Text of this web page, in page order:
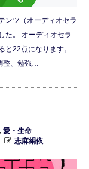
ンツ（オーディオセラ
た。 オーディオセラ
と22点になります。
整、勉強…
, 愛・生命
志麻絹依